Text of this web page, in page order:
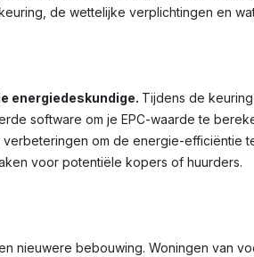
de wettelijke verplichtingen en
energiedeskundige. Tijdens de
software om je EPC-waarde te
om de energie-efficiëntie
voor potentiële kopers of huurders.
nieuwere bebouwing. Woningen van